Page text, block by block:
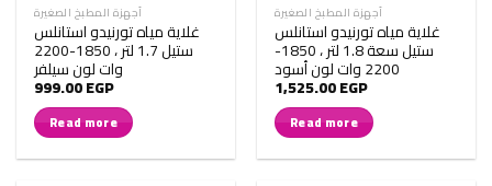
أجهزة المطبخ الصغيرة
غلاية مياه تورنيدو استانلس
ستيل 1.7 لتر ، 1850-2200
وات لون سيلفر
999.00EGP
Read more
أجهزة المطبخ الصغيرة
غلاية مياه تورنيدو استانلس
ستيل سعة 1.8 لتر ، 1850-
2200 وات لون أسود
1,525.00EGP
Read more